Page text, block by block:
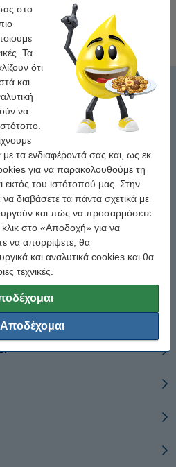
στο
Τα
ότι
και
να
με τα ενδιαφέροντά σας και, ως εκ
για να παρακολουθούμε τη
εκτός του ιστότοπού μας. Στην
να διαβάσετε τα πάντα σχετικά με
και πώς να προσαρμόσετε
κλικ στο «Αποδοχή» για να
να απορρίψετε, θα
και αναλυτικά cookies και θα
τεχνικές.